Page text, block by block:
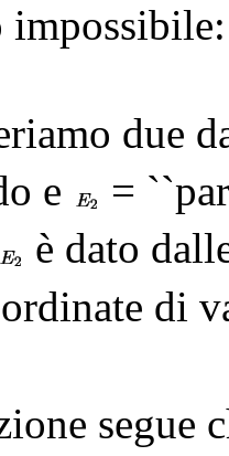
due
e
=
è dato
di